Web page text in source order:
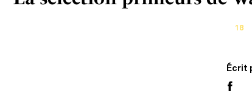
18
Écrit